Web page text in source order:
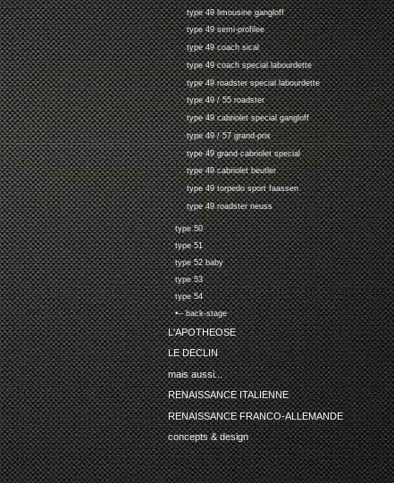
type 49 limousine gangloff
type 49 semi-profilee
type 49 coach sical
type 49 coach special labourdette
type 49 roadster special labourdette
type 49 / 55 roadster
type 49 cabriolet special gangloff
type 49 / 57 grand-prix
type 49 grand cabriolet special
type 49 cabriolet beutler
type 49 torpedo sport faassen
type 49 roadster neuss
type 50
type 51
type 52 baby
type 53
type 54
•-- back-stage
L'APOTHEOSE
LE DECLIN
mais aussi...
RENAISSANCE ITALIENNE
RENAISSANCE FRANCO-ALLEMANDE
concepts & design